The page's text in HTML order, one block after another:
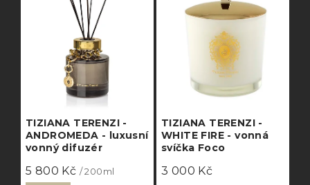
TIZIANA TERENZI -
ANDROMEDA - luxusní
vonný difuzér
5 800 Kč / 200ml
TIZIANA TERENZI -
WHITE FIRE - vonná
svíčka Foco
3 000 Kč